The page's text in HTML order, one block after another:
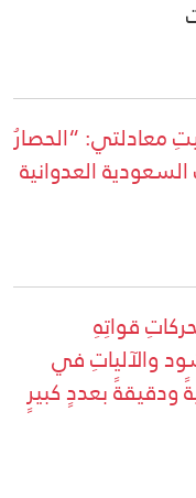
معادلتي: “الحصارُ
العدوانية
قواتِهِ
والآلياتِ في
بعددٍ كبيرٍ